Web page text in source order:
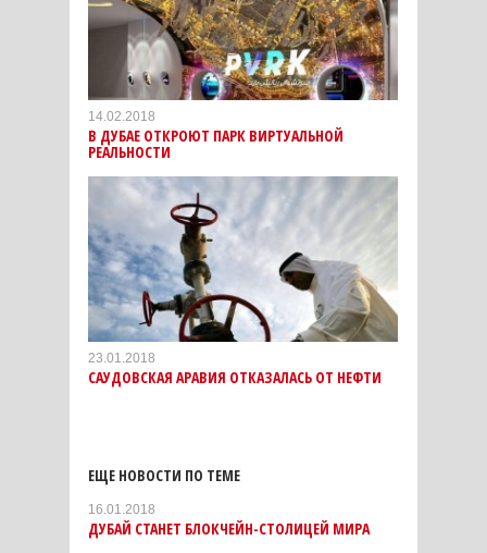
14.02.2018
В ДУБАЕ ОТКРОЮТ ПАРК ВИРТУАЛЬНОЙ
РЕАЛЬНОСТИ
23.01.2018
САУДОВСКАЯ АРАВИЯ ОТКАЗАЛАСЬ ОТ НЕФТИ
ЕЩЕ НОВОСТИ ПО ТЕМЕ
16.01.2018
​ДУБАЙ СТАНЕТ БЛОКЧЕЙН-СТОЛИЦЕЙ МИРА